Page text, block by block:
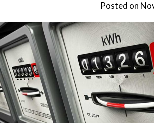
Posted on